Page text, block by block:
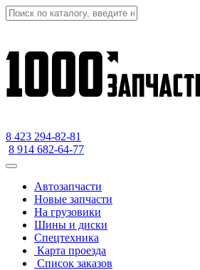
8 423 294-82-81
8 914 682-64-77
Автозапчасти
Новые запчасти
На грузовики
Шины и диски
Спецтехника
Карта проезда
Список заказов